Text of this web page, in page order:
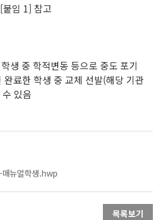
임 1] 참고
생 중 학적변동 등으로 중도 포기
완료한 학생 중 교체 선발(해당 기관
있음
매뉴얼학생.hwp
목록보기